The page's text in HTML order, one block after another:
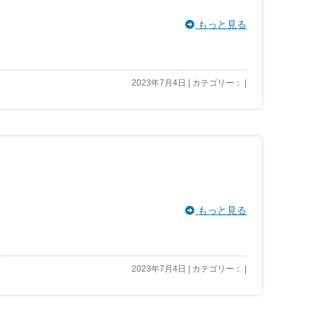
もっと見る
2023年7月4日 | カテゴリー： |
もっと見る
2023年7月4日 | カテゴリー： |